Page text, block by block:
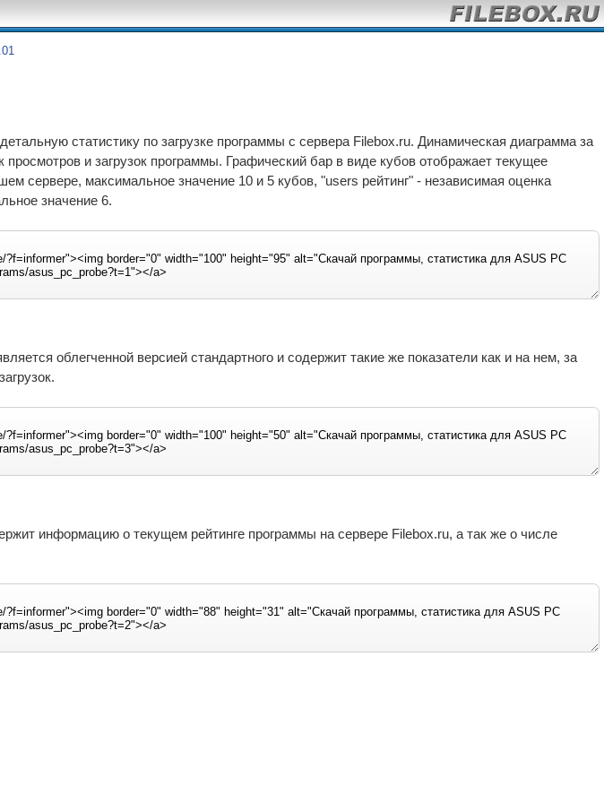
статистику по загрузке программы с сервера Filebox.ru. Динамическая диаграмма за
просмотров и загрузок программы. Графический бар в виде кубов отображает текущее
сервере, максимальное значение 10 и 5 кубов, "users рейтинг" - независимая оценка
значение 6.
облегченной версией стандартного и содержит такие же показатели как и на нем, за
информацию о текущем рейтинге программы на сервере Filebox.ru, а так же о числе